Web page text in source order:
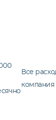
Все
компания